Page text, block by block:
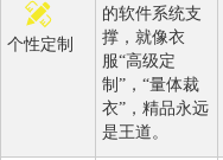
个性定制
的软件系统支
撑，就像衣
服“高级定
制”，“量体裁
衣”，精品永远
是王道。